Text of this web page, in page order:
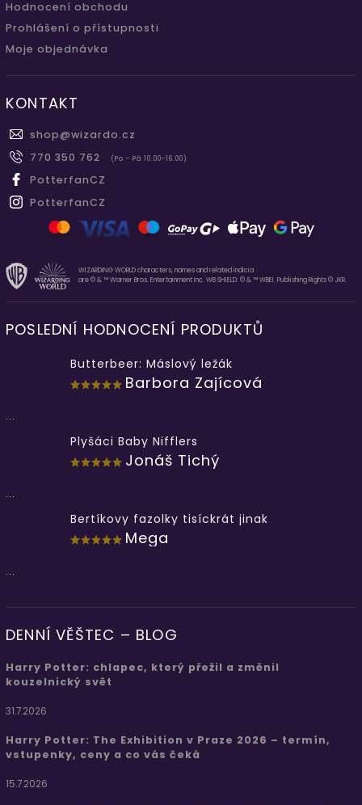
Hodnocení obchodu
Prohlášení o přístupnosti
Moje objednávka
KONTAKT
shop@wizardo.cz
770 350 762
(Po - Pá 10.00-16.00)
PotterfanCZ
PotterfanCZ
WIZARDING WORLD characters, names and related indicia
are © & ™ Warner Bros. Entertainment Inc. WB SHIELD: © & ™ WBEI. Publishing Rights © JKR.
POSLEDNÍ HODNOCENÍ PRODUKTŮ
Butterbeer: Máslový ležák
Barbora Zajícová
...
Plyšáci Baby Nifflers
Jonáš Tichý
...
Bertíkovy fazolky tisíckrát jinak
Mega
...
DENNÍ VĚŠTEC – BLOG
Harry Potter: chlapec, který přežil a změnil
kouzelnický svět
31.7.2026
Harry Potter: The Exhibition v Praze 2026 – termín,
vstupenky, ceny a co vás čeká
15.7.2026